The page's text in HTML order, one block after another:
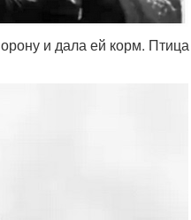
и дала ей корм. Птица